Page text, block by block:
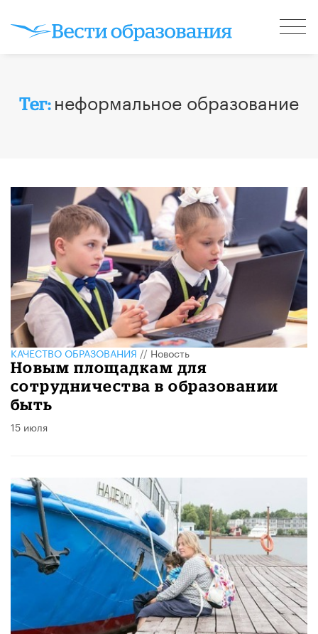
Тег: неформальное образование
КАЧЕСТВО ОБРАЗОВАНИЯ//Новость
Новым площадкам для
сотрудничества в образовании
быть
15 июля